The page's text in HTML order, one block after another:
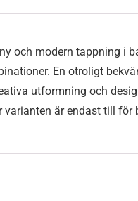
och modern tappning i
En otroligt
utformning och
varianten är endast till för